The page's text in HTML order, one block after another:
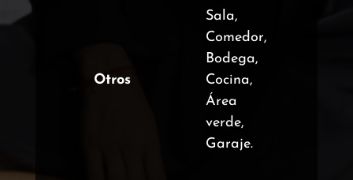
Otros
Sala,
Comedor,
Bodega,
Cocina,
Área
verde,
Garaje.